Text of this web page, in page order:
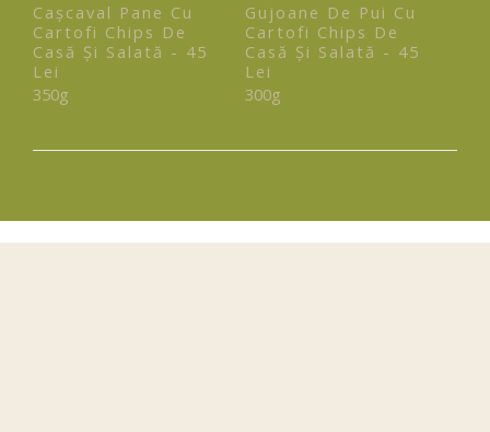
Cașcaval Pane Cu
Cartofi Chips De
Casă Și Salată - 45
Lei
350g
Gujoane De Pui Cu
Cartofi Chips De
Casă Și Salată - 45
Lei
300g